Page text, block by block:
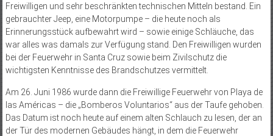
Freiwilligen und sehr beschränkten technischen Mitteln bestand. Ein
gebrauchter Jeep, eine Motorpumpe – die heute noch als
Erinnerungsstück aufbewahrt wird – sowie einige Schläuche, das
war alles was damals zur Verfügung stand. Den Freiwilligen wurden
bei der Feuerwehr in Santa Cruz sowie beim Zivilschutz die
wichtigsten Kenntnisse des Brandschutzes vermittelt.
Am 26. Juni 1986 wurde dann die Freiwillige Feuerwehr von Playa de
las Américas – die „Bomberos Voluntarios“ aus der Taufe gehoben.
Das Datum ist noch heute auf einem alten Schlauch zu lesen, der an
der Tür des modernen Gebäudes hängt, in dem die Feuerwehr